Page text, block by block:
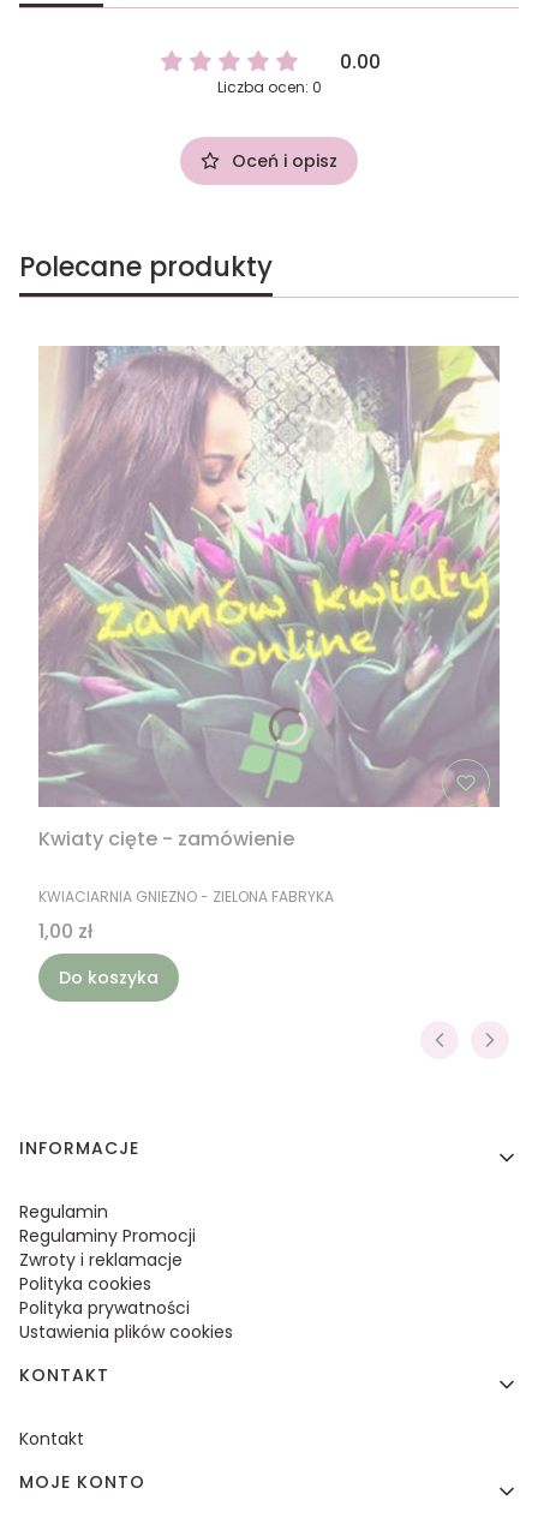
0.00
Liczba ocen: 0
Oceń i opisz
Polecane produkty
Kwiaty cięte - zamówienie
PRODUCENT
KWIACIARNIA GNIEZNO - ZIELONA FABRYKA
Cena
1,00 zł
Do koszyka
Linki w stopce
INFORMACJE
Regulamin
Regulaminy Promocji
Zwroty i reklamacje
Polityka cookies
Polityka prywatności
Ustawienia plików cookies
KONTAKT
Kontakt
MOJE KONTO